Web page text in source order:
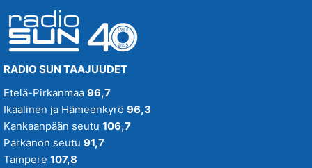
SUN Uutiset
SUN Viihteelle -toivekonsertti
Tampereenkiäliset uutiset
Tiistaitanssit klo 19-21
VIIKONLOPUN MENOVINKIT
RADIO SUN TAAJUUDET
Etelä-Pirkanmaa 96,7
Ikaalinen ja Hämeenkyrö 96,3
Kankaanpään seutu 106,7
Parkanon seutu 91,7
Tampere 107,8